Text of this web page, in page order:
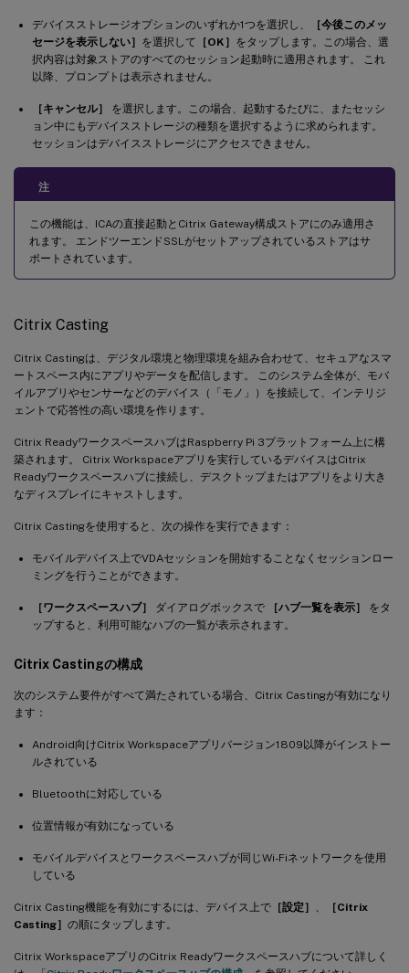
デバイスストレージオプションのいずれか1つを選択し、
［今後このメッ
セージを表示しない］ を選択して ［OK］ をタップします。この場合、選
択内容は対象ストアのすべてのセッション起動時に適用されます。 これ
以降、プロンプトは表示されません。
［キャンセル］
を選択します。この場合、起動するたびに、またセッシ
ョン中にもデバイスストレージの種類を選択するように求められます。
セッションはデバイスストレージにアクセスできません。
注
この機能は、ICAの直接起動とCitrix Gateway構成ストアにのみ適用さ
れます。 エンドツーエンドSSLがセットアップされているストアはサ
ポートされています。
Citrix Casting
Citrix Castingは、デジタル環境と物理環境を組み合わせて、セキュアなスマ
ートスペース内にアプリやデータを配信します。 このシステム全体が、モバ
イルアプリやセンサーなどのデバイス（「モノ」）を接続して、インテリジ
ェントで応答性の高い環境を作ります。
Citrix ReadyワークスペースハブはRaspberry Pi 3プラットフォーム上に構
築されます。 Citrix Workspaceアプリを実行しているデバイスはCitrix
Readyワークスペースハブに接続し、デスクトップまたはアプリをより大き
なディスプレイにキャストします。
Citrix Castingを使用すると、次の操作を実行できます：
モバイルデバイス上でVDAセッションを開始することなくセッションロー
ミングを行うことができます。
［ワークスペースハブ］ ダイアログボックスで ［ハブ一覧を表示］
をタ
ップすると、利用可能なハブの一覧が表示されます。
Citrix Castingの構成
次のシステム要件がすべて満たされている場合、Citrix Castingが有効になり
ます：
Android向けCitrix Workspaceアプリバージョン1809以降がインストー
ルされている
Bluetoothに対応している
位置情報が有効になっている
モバイルデバイスとワークスペースハブが同じWi-Fiネットワークを使用
している
Citrix Casting機能を有効にするには、デバイス上で ［設定］
［Citrix
Casting］ の順にタップします。
Citrix WorkspaceアプリのCitrix Readyワークスペースハブについて詳しく